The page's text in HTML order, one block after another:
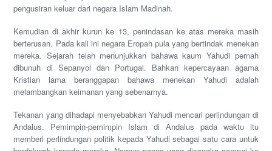
pengusiran keluar dari negara Islam Madinah.
Kemudian di akhir kurun ke 13, penindasan ke atas mereka masih
berterusan. Pada kali ini negara Eropah pula yang bertindak menekan
mereka. Sejarah telah menunjukkan bahawa kaum Yahudi pernah
dibunuh di Sepanyol dan Portugal. Bahkan kepercayaan agama
Kristian lama beranggapan bahawa menekan Yahudi adalah
melambangkan keimanan yang sebenarnya.
Tekanan yang dihadapi menyebabkan Yahudi mencari perlindungan di
Andalus. Pemimpin-pemimpin Islam di Andalus pada waktu itu
memberi perlindungan politik kepada Yahudi sebagai satu cara untuk